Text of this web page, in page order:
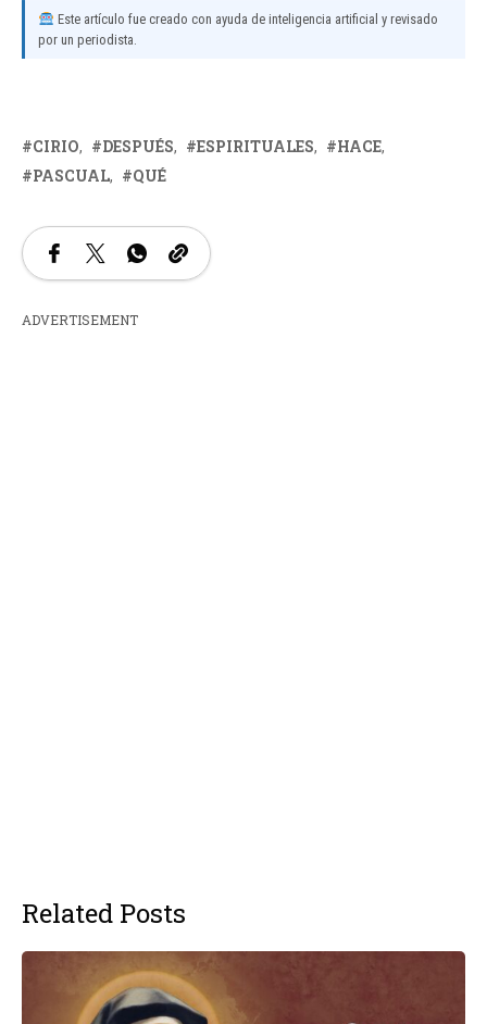
Este artículo fue creado con ayuda de inteligencia artificial y revisado
por un periodista.
CIRIO DESPUÉS ESPIRITUALES
HACE
PASCUAL
QUÉ
ADVERTISEMENT
Related Posts